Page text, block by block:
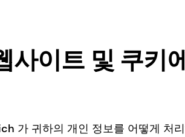
이트 및 쿠키
가 귀하의 개인 정보를 어떻게 처